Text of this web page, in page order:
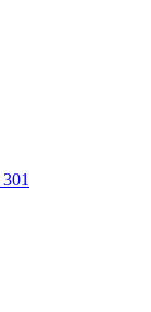
301